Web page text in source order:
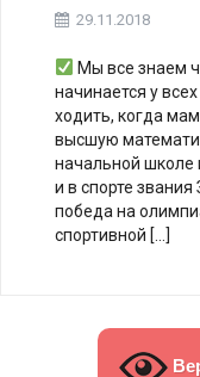
29.11.2018
Мы все знаем
начинается у
ходить, когда
высшую
начальной школе
и в спорте
победа на
спортивной […]